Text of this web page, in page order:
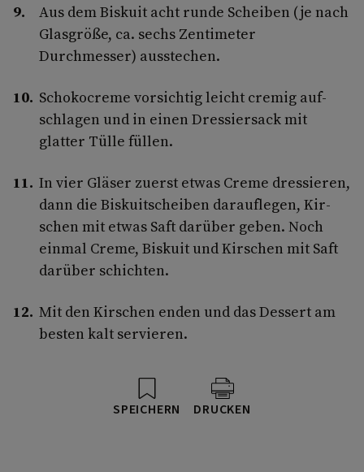
Aus dem Biskuit acht runde Scheiben (je nach
Glasgröße, ca. sechs Zentimeter
Durchmesser) ausstechen.
Schokocreme vorsichtig leicht cremig auf­
schlagen und in einen Dressiersack mit
glatter Tülle füllen.
In vier Gläser zuerst etwas Creme dressieren,
dann die Biskuitscheiben darauflegen, Kir­
schen mit etwas Saft darüber geben. Noch
einmal Creme, Biskuit und Kirschen mit Saft
darüber schichten.
Mit den Kirschen enden und das Dessert am
besten kalt servieren.
SPEICHERN DRUCKEN